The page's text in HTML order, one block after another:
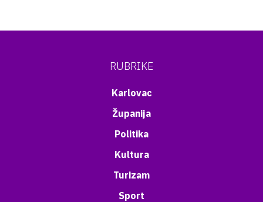
RUBRIKE
Karlovac
Županija
Politika
Kultura
Turizam
Sport